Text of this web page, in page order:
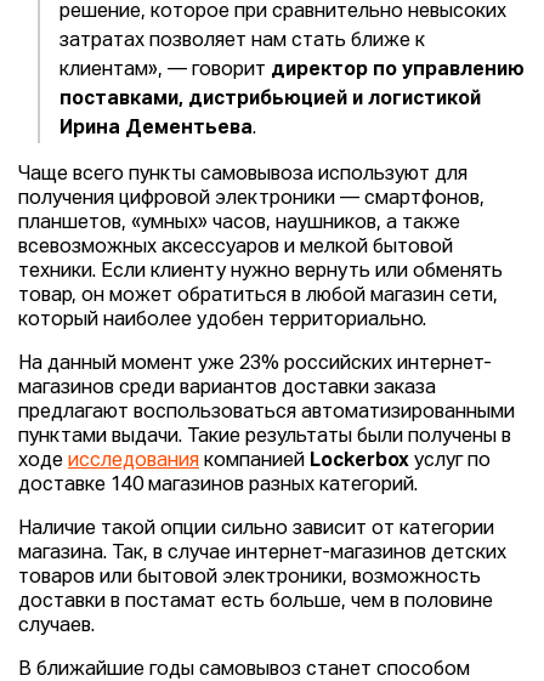
решение, которое при сравнительно невысоких
затратах позволяет нам стать ближе к
клиентам», — говорит директор по управлению
поставками, дистрибьюцией и логистикой
Ирина Дементьева.
Чаще всего пункты самовывоза используют для
получения цифровой электроники — смартфонов,
планшетов, «умных» часов, наушников, а также
всевозможных аксессуаров и мелкой бытовой
техники. Если клиенту нужно вернуть или обменять
товар, он может обратиться в любой магазин сети,
который наиболее удобен территориально.
На данный момент уже 23% российских интернет-
магазинов среди вариантов доставки заказа
предлагают воспользоваться автоматизированными
пунктами выдачи. Такие результаты были получены в
ходе исследования компанией Lockerbox услуг по
доставке 140 магазинов разных категорий.
Наличие такой опции сильно зависит от категории
магазина. Так, в случае интернет-магазинов детских
товаров или бытовой электроники, возможность
доставки в постамат есть больше, чем в половине
случаев.
В ближайшие годы самовывоз станет способом